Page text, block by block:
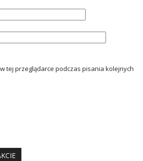
tej przeglądarce podczas pisania kolejnych